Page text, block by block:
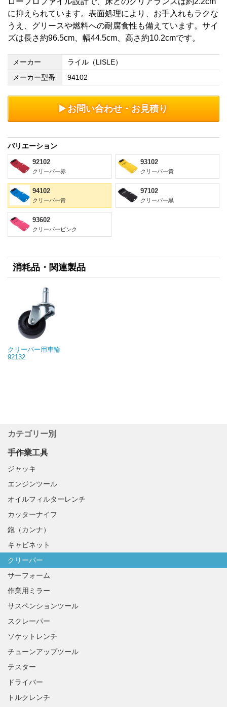
に抑えられています。表面処理により、お手入れもラクな
うえ、グリースや燃料への耐腐食性も備えています。サイ
ズは長さ約96.5cm、幅44.5cm、高さ約10.2cmです。
メーカー
ライル（LISLE）
メーカー型番
94102
お問い合わせ・お見積り
バリエーション
92102
クリーパー赤
93102
クリーパー黄
94102
クリーパー青
97102
クリーパー黒
93602
クリーパーピンク
消耗品・関連製品
クリーパー用車輪
92132
カテゴリー別
手作業工具
ジャッキ
エンジンツール
オイルフィルターレンチ
カッターナイフ
鉋（カンナ）
キャビネット
クリーパー
サーフォーム
作業用ミラー
サスペンションツール
スクレーパー
ソケットレンチ
チューンアップツール
テスター
ドライバー
トルクレンチ